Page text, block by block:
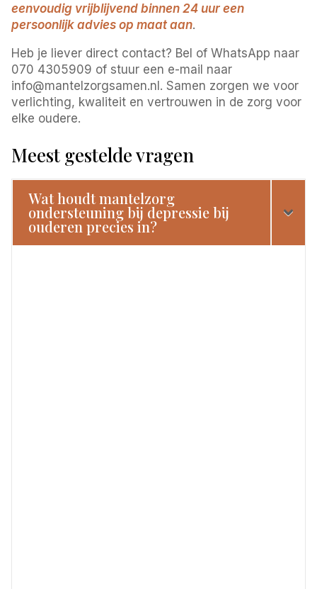
eenvoudig vrijblijvend binnen 24 uur een
persoonlijk advies op maat aan.
Heb je liever direct contact? Bel of WhatsApp naar
070 4305909 of stuur een e-mail naar
info@mantelzorgsamen.nl. Samen zorgen we voor
verlichting, kwaliteit en vertrouwen in de zorg voor
elke oudere.
Meest gestelde vragen
Wat houdt mantelzorg
ondersteuning bij depressie bij
ouderen precies in?